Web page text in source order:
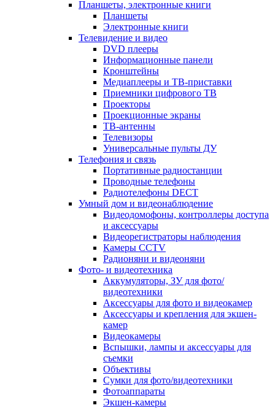
Планшеты, электронные книги
Планшеты
Электронные книги
Телевидение и видео
DVD плееры
Информационные панели
Кронштейны
Медиаплееры и ТВ-приставки
Приемники цифрового ТВ
Проекторы
Проекционные экраны
ТВ-антенны
Телевизоры
Универсальные пульты ДУ
Телефония и связь
Портативные радиостанции
Проводные телефоны
Радиотелефоны DECT
Умный дом и видеонаблюдение
Видеодомофоны, контроллеры доступа
и аксессуары
Видеорегистраторы наблюдения
Камеры CCTV
Радионяни и видеоняни
Фото- и видеотехника
Аккумуляторы, ЗУ для фото/
видеотехники
Аксессуары для фото и видеокамер
Аксессуары и крепления для экшен-
камер
Видеокамеры
Вспышки, лампы и аксессуары для
съемки
Объективы
Сумки для фото/видеотехники
Фотоаппараты
Экшен-камеры